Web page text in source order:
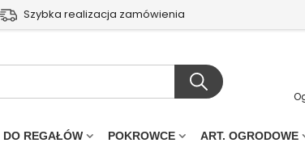
Szybka realizacja zamówienia
DO REGAŁÓW POKROWCE ART. OGRODOWE